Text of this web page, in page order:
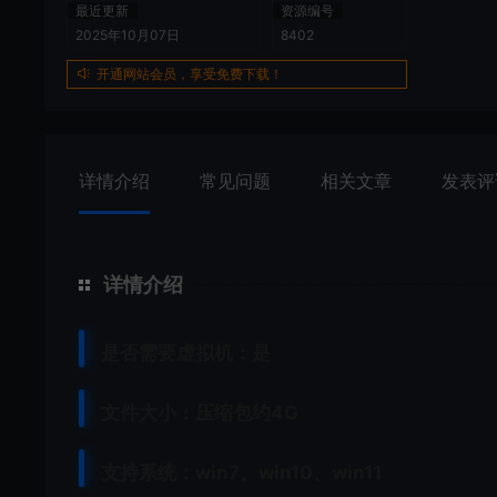
最近更新
2025年10月07日
资源编号
8402
开通网站会员，享受免费下载！
详情介绍 常见问题 相关文章 发表
详情介绍